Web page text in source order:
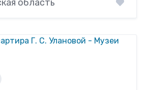
область